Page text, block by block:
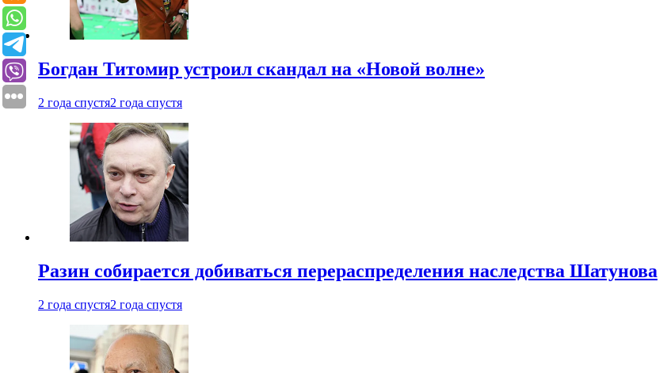
Богдан Титомир устроил скандал на «Новой волне»
2 года спустя2 года спустя
Разин собирается добиваться перераспределения наследства Шатунова
2 года спустя2 года спустя